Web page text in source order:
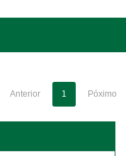
Anterior 1 Póximo